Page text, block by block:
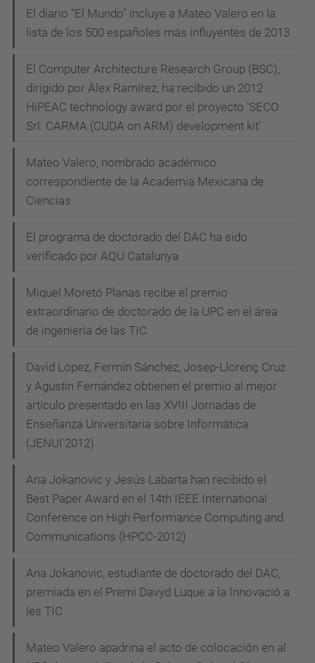
El diario "El Mundo" incluye a Mateo Valero en la
lista de los 500 españoles más influyentes de 2013
El Computer Architecture Research Group (BSC),
dirigido por Àlex Ramírez, ha recibido un 2012
HiPEAC technology award por el proyecto 'SECO
Srl: CARMA (CUDA on ARM) development kit'
Mateo Valero, nombrado académico
correspondiente de la Academia Mexicana de
Ciencias
El programa de doctorado del DAC ha sido
verificado por AQU Catalunya
Miquel Moretó Planas recibe el premio
extraordinario de doctorado de la UPC en el área
de ingeniería de las TIC
David López, Fermín Sánchez, Josep-Llorenç Cruz
y Agustín Fernández obtienen el premio al mejor
artículo presentado en las XVIII Jornadas de
Enseñanza Universitaria sobre Informática
(JENUI’2012)
Ana Jokanovic y Jesús Labarta han recibido el
Best Paper Award en el 14th IEEE International
Conference on High Performance Computing and
Communications (HPCC-2012)
Ana Jokanovic, estudiante de doctorado del DAC,
premiada en el Premi Davyd Luque a la Innovació a
les TIC
Mateo Valero apadrina el acto de colocación en al